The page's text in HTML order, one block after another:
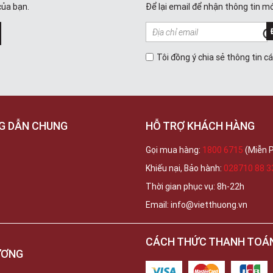
bạn. Để lại email để nhận thông tin
Tôi đồng ý chia sẻ thông tin
DẪN CHUNG HỖ TRỢ KHÁCH HÀNG
Gọi mua hàng: 1800 6715 (Miễn
Khiếu nại, Bảo hành: 028710 88
Thời gian phục vụ: 8h-22h
Email: info@vietthuong.vn
CÁCH THỨC THANH